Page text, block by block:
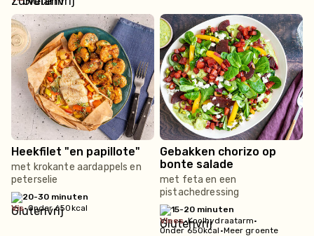
Heekfilet "en papillote"
met krokante aardappels en
peterselie
20-30 minuten
vis•Onder 650kcal
Gebakken chorizo op
bonte salade
met feta en een
pistachedressing
15-20 minuten
vlees•Koolhydraatarm•
Onder 650kcal •Meer groente